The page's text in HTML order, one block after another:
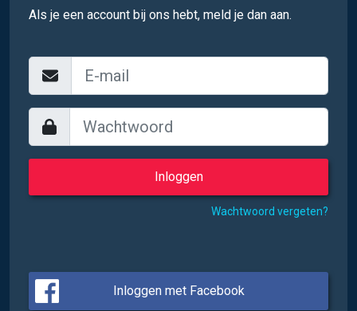
Als je een account bij ons hebt, meld je dan aan.
Wachtwoord vergeten?
Inloggen met Facebook